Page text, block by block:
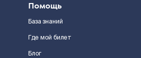
Помощь
База знаний
Где мой билет
Блог